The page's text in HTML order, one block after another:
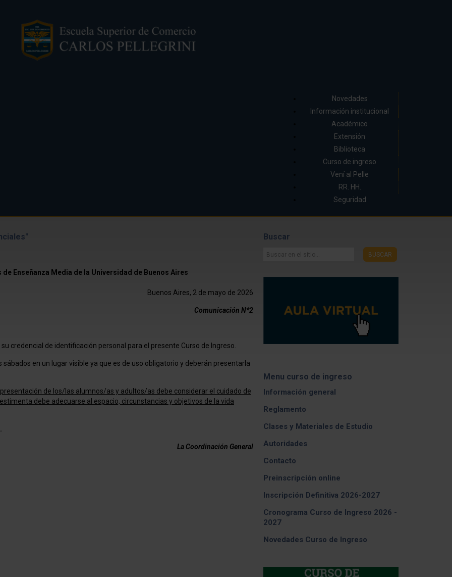
Novedades
Información institucional
Académico
Extensión
Biblioteca
Curso de ingreso
Vení al Pelle
RR. HH.
Seguridad
Enseñanza Media de la Universidad de Buenos Aires
Buenos Aires, 2 de mayo de 2026
Comunicación N*2
credencial de identificación personal para el presente Curso de Ingreso.
en un lugar visible ya que es de uso obligatorio y deberán presentarla
de los/las alumnos/as y adultos/as debe considerar el cuidado de
debe adecuarse al espacio, circunstancias y objetivos de la vida
La Coordinación General
Buscar
Buscar
BUSCAR
Menu curso de ingreso
Información general
Reglamento
Clases y Materiales de Estudio
Autoridades
Contacto
Preinscripción online
Inscripción Definitiva 2026-2027
Cronograma Curso de Ingreso 2026 -
2027
Novedades Curso de Ingreso